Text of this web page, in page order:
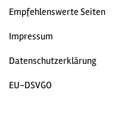
Empfehlenswerte Seiten
Impressum
Datenschutzerklärung
EU-DSVGO